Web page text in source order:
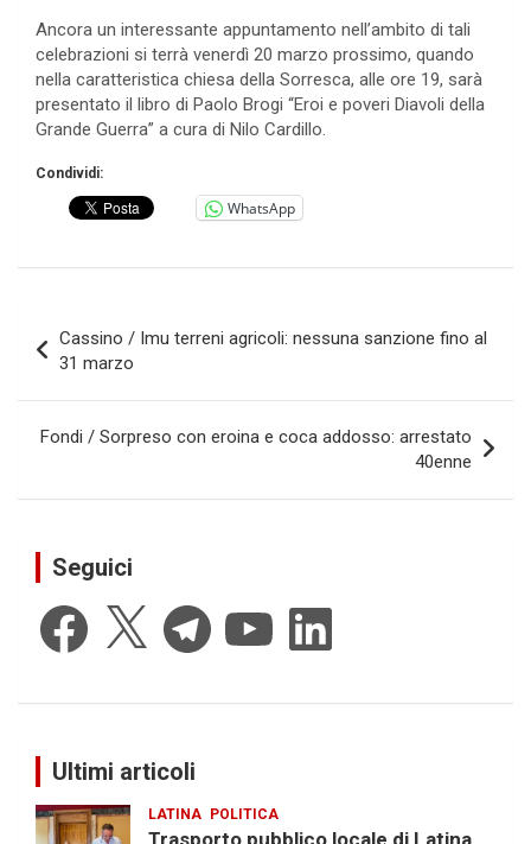
Ancora un interessante appuntamento nell’ambito di tali
celebrazioni si terrà venerdì 20 marzo prossimo, quando
nella caratteristica chiesa della Sorresca, alle ore 19, sarà
presentato il libro di Paolo Brogi “Eroi e poveri Diavoli della
Grande Guerra” a cura di Nilo Cardillo.
Condividi:
WhatsApp
articoli
Cassino / Imu terreni agricoli: nessuna sanzione fino al
31 marzo
Fondi / Sorpreso con eroina e coca addosso: arrestato
40enne
Seguici
Facebook Telegram YouTube LinkedIn
Ultimi articoli
LATINA POLITICA
Trasporto pubblico locale di Latina,